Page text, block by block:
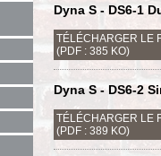
Dyna S - DS6-1
TÉLÉCHARGER LE
(PDF : 385 KO)
Dyna S - DS6-2
TÉLÉCHARGER LE
(PDF : 389 KO)